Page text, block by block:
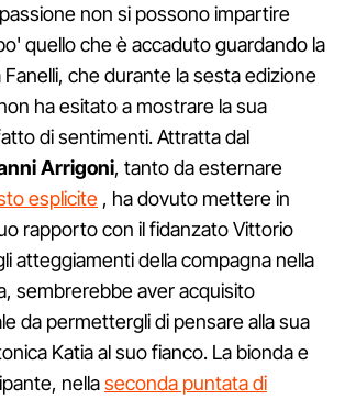
non si possono impartire
quello che è accaduto guardando la
Fanelli, che durante la sesta edizione
ha esitato a mostrare la sua
di sentimenti. Attratta dal
Arrigoni, tanto da esternare
esplicite , ha dovuto mettere in
rapporto con il fidanzato Vittorio
atteggiamenti della compagna nella
sembrerebbe aver acquisito
da permettergli di pensare alla sua
Katia al suo fianco. La bionda e
nellaseconda puntata di